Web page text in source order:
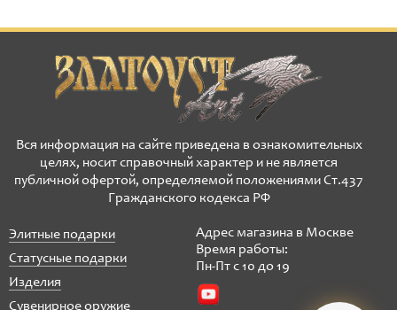
Вся информация на сайте приведена в ознакомительных
целях, носит справочный характер и не является
публичной офертой, определяемой положениями Ст.437
Гражданского кодекса РФ
Элитные подарки
Статусные подарки
Изделия
Сувенирное оружие
Адрес магазина в Москве
Время работы:
Пн-Пт с 10 до 19